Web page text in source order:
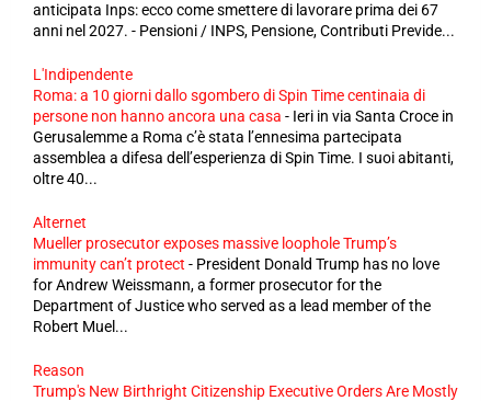
anticipata Inps: ecco come smettere di lavorare prima dei 67
anni nel 2027. - Pensioni / INPS, Pensione, Contributi Previde...
L'Indipendente
Roma: a 10 giorni dallo sgombero di Spin Time centinaia di
persone non hanno ancora una casa - Ieri in via Santa Croce in
Gerusalemme a Roma c’è stata l’ennesima partecipata
assemblea a difesa dell’esperienza di Spin Time. I suoi abitanti,
oltre 40...
Alternet
Mueller prosecutor exposes massive loophole Trump’s
immunity can’t protect - President Donald Trump has no love
for Andrew Weissmann, a former prosecutor for the
Department of Justice who served as a lead member of the
Robert Muel...
Reason
Trump's New Birthright Citizenship Executive Orders Are Mostly